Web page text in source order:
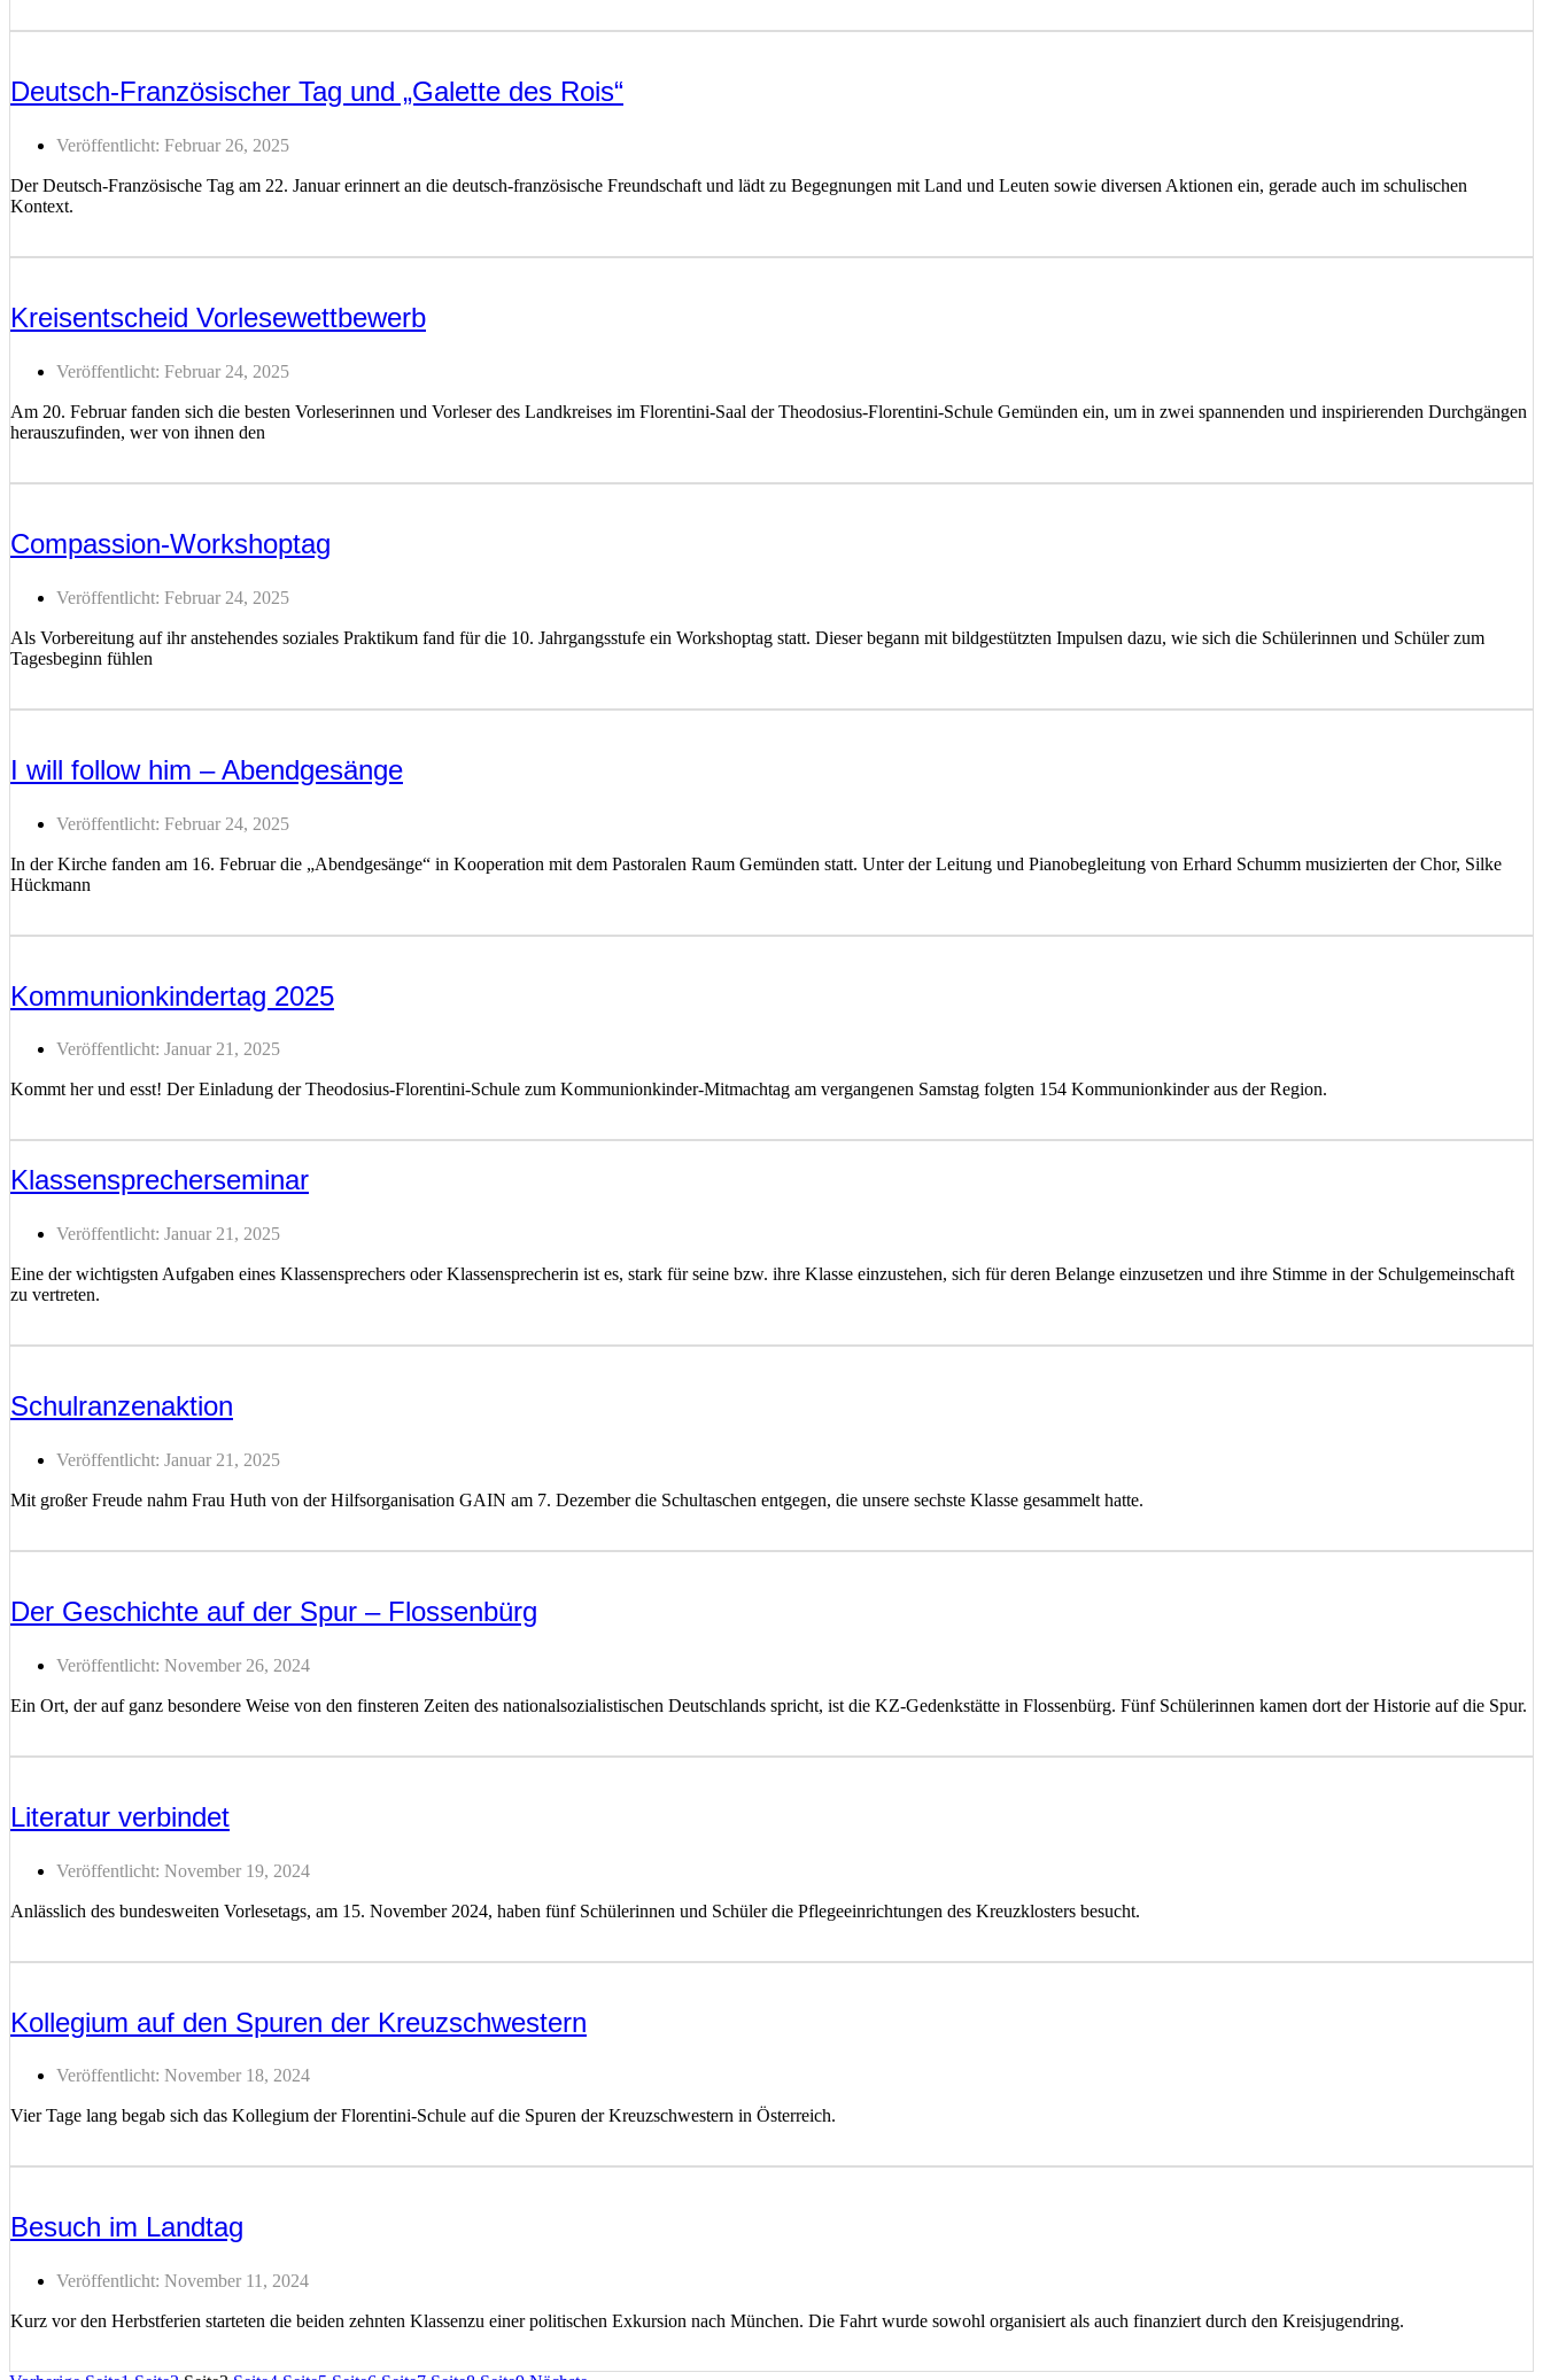
Deutsch-Französischer Tag und „Galette des Rois“
Veröffentlicht: Februar 26, 2025
Der Deutsch-Französische Tag am 22. Januar erinnert an die deutsch-französische Freundschaft und lädt zu Begegnungen mit Land und Leuten sowie diversen Aktionen ein, gerade auch im schulischen
Kontext.
Kreisentscheid Vorlesewettbewerb
Veröffentlicht: Februar 24, 2025
Am 20. Februar fanden sich die besten Vorleserinnen und Vorleser des Landkreises im Florentini-Saal der Theodosius-Florentini-Schule Gemünden ein, um in zwei spannenden und inspirierenden Durchgängen
herauszufinden, wer von ihnen den
Compassion-Workshoptag
Veröffentlicht: Februar 24, 2025
Als Vorbereitung auf ihr anstehendes soziales Praktikum fand für die 10. Jahrgangsstufe ein Workshoptag statt. Dieser begann mit bildgestützten Impulsen dazu, wie sich die Schülerinnen und Schüler zum
Tagesbeginn fühlen
I will follow him – Abendgesänge
Veröffentlicht: Februar 24, 2025
In der Kirche fanden am 16. Februar die „Abendgesänge“ in Kooperation mit dem Pastoralen Raum Gemünden statt. Unter der Leitung und Pianobegleitung von Erhard Schumm musizierten der Chor, Silke
Hückmann
Kommunionkindertag 2025
Veröffentlicht: Januar 21, 2025
Kommt her und esst! Der Einladung der Theodosius-Florentini-Schule zum Kommunionkinder-Mitmachtag am vergangenen Samstag folgten 154 Kommunionkinder aus der Region.
Klassensprecherseminar
Veröffentlicht: Januar 21, 2025
Eine der wichtigsten Aufgaben eines Klassensprechers oder Klassensprecherin ist es, stark für seine bzw. ihre Klasse einzustehen, sich für deren Belange einzusetzen und ihre Stimme in der Schulgemeinschaft
zu vertreten.
Schulranzenaktion
Veröffentlicht: Januar 21, 2025
Mit großer Freude nahm Frau Huth von der Hilfsorganisation GAIN am 7. Dezember die Schultaschen entgegen, die unsere sechste Klasse gesammelt hatte.
Der Geschichte auf der Spur – Flossenbürg
Veröffentlicht: November 26, 2024
Ein Ort, der auf ganz besondere Weise von den finsteren Zeiten des nationalsozialistischen Deutschlands spricht, ist die KZ-Gedenkstätte in Flossenbürg. Fünf Schülerinnen kamen dort der Historie auf die Spur.
Literatur verbindet
Veröffentlicht: November 19, 2024
Anlässlich des bundesweiten Vorlesetags, am 15. November 2024, haben fünf Schülerinnen und Schüler die Pflegeeinrichtungen des Kreuzklosters besucht.
Kollegium auf den Spuren der Kreuzschwestern
Veröffentlicht: November 18, 2024
Vier Tage lang begab sich das Kollegium der Florentini-Schule auf die Spuren der Kreuzschwestern in Österreich.
Besuch im Landtag
Veröffentlicht: November 11, 2024
Kurz vor den Herbstferien starteten die beiden zehnten Klassenzu einer politischen Exkursion nach München. Die Fahrt wurde sowohl organisiert als auch finanziert durch den Kreisjugendring.